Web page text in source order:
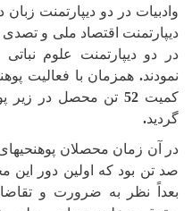
وادبیات در دو دیپارتمنت
دیپارتمنت اقتصاد ملی و
در دو دیپارتمنت علوم
نمودند. همزمان با فعالیت
کمیت 52 تن محصل در زیر
گردید.
در آن زمان محصلان پوهنحی
صد تن بود که اولین دور
بعداً نظر به ضرورت و